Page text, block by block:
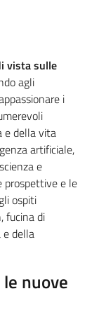
vista sulle
agli
i
e della vita
artificiale,
e
prospettive e le
ospiti
fucina di
e della
nuove